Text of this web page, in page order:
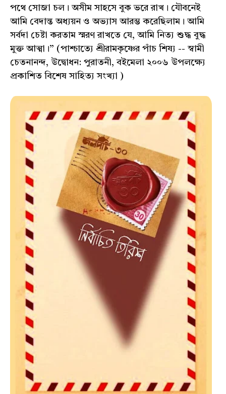
পথে সোজা চল। অসীম সাহসে বুক ভরে রাখ। যৌবনেই
আমি বেদান্ত অধ্যয়ন ও অভ্যাস আরম্ভ করেছিলাম। আমি
সর্বদা চেষ্টা করতাম স্মরণ রাখতে যে, আমি নিত্য শুদ্ধ বুদ্ধ
মুক্ত আত্মা।” (পাশ্চাত্যে শ্রীরামকৃষ্ণের পাঁচ শিষ্য -- স্বামী
চেতনানন্দ, উদ্বোধন: পুরাতনী, বইমেলা ২০০৬ উপলক্ষ্যে
প্রকাশিত বিশেষ সাহিত্য সংখ্যা )